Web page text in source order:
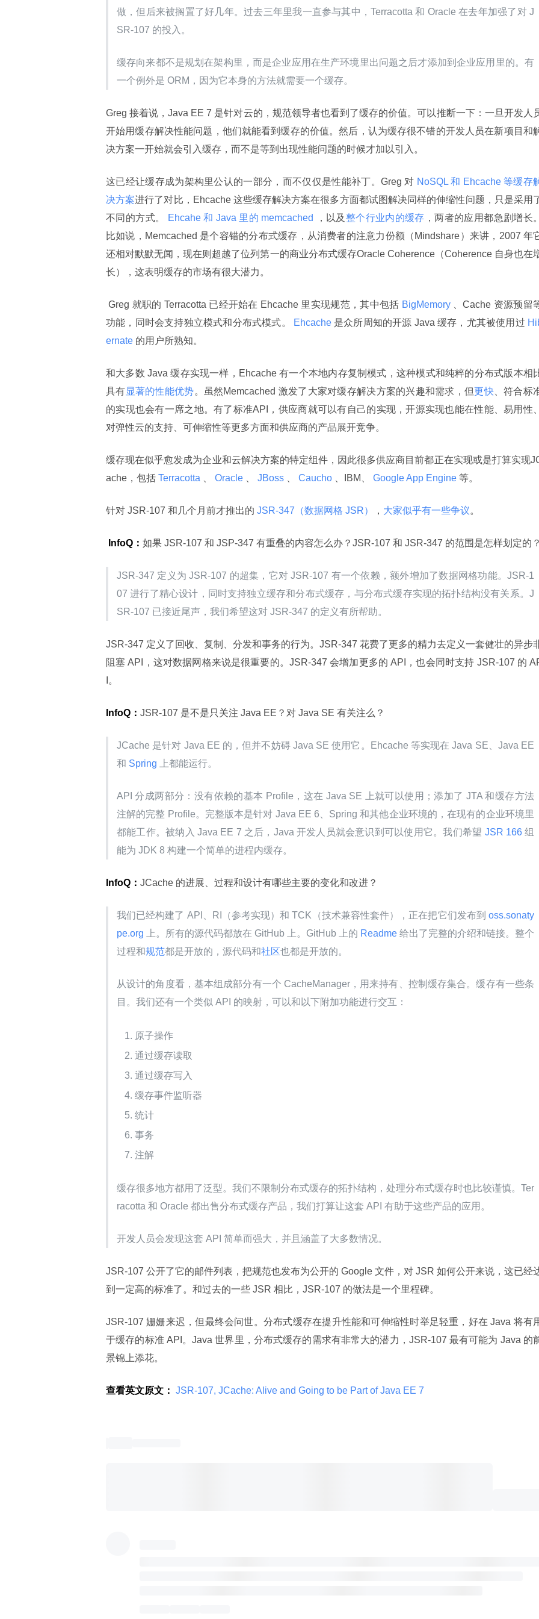
做，但后来被搁置了好几年。过去三年里我一直参与其中，Terracotta 和 Oracle 在去年加强了对 J
SR-107 的投入。
缓存向来都不是规划在架构里，而是企业应用在生产环境里出问题之后才添加到企业应用里的。有
一个例外是 ORM，因为它本身的方法就需要一个缓存。
Greg 接着说，Java EE 7 是针对云的，规范领导者也看到了缓存的价值。可以推断一下：一旦开发人
开始用缓存解决性能问题，他们就能看到缓存的价值。然后，认为缓存很不错的开发人员在新项目和
决方案一开始就会引入缓存，而不是等到出现性能问题的时候才加以引入。
这已经让缓存成为架构里公认的一部分，而不仅仅是性能补丁。Greg 对 NoSQL 和 Ehcache 等缓存
决方案进行了对比，Ehcache 这些缓存解决方案在很多方面都试图解决同样的伸缩性问题，只是采用
不同的方式。
Ehcahe 和 Java 里的 memcached ，以及 整个行业内的缓存 ，两者的应用都急剧增长。
比如说，Memcached 是个容错的分布式缓存，从消费者的注意力份额（Mindshare）来讲，2007 年
还相对默默无闻，现在则超越了位列第一的商业分布式缓存Oracle Coherence（Coherence 自身也在
长），这表明缓存的市场有很大潜力。
Greg 就职的 Terracotta 已经开始在 Ehcache 里实现规范，其中包括 BigMemory
、Cache 资源预留
功能，同时会支持独立模式和分布式模式。
Ehcache 是众所周知的开源 Java 缓存，尤其被使用过
ernate 的用户所熟知。
和大多数 Java 缓存实现一样，Ehcache 有一个本地内存复制模式，这种模式和纯粹的分布式版本相
具有显著的性能优势。虽然Memcached 激发了大家对缓存解决方案的兴趣和需求，但更快、符合标
的实现也会有一席之地。有了标准API，供应商就可以有自己的实现，开源实现也能在性能、易用性、
对弹性云的支持、可伸缩性等更多方面和供应商的产品展开竞争。
缓存现在似乎愈发成为企业和云解决方案的特定组件，因此很多供应商目前都正在实现或是打算实现
ache，包括 Terracotta Oracle JBoss Caucho 、IBM、 Google App Engine 等。
针对 JSR-107 和几个月前才推出的 JSR-347（数据网格 JSR） ， 大家似乎有一些争议。
InfoQ： 如果 JSR-107 和 JSP-347 有重叠的内容怎么办？JSR-107 和 JSR-347 的范围是怎样划定的？
JSR-347 定义为 JSR-107 的超集，它对 JSR-107 有一个依赖，额外增加了数据网格功能。JSR-1
07 进行了精心设计，同时支持独立缓存和分布式缓存，与分布式缓存实现的拓扑结构没有关系。J
SR-107 已接近尾声，我们希望这对 JSR-347 的定义有所帮助。
JSR-347 定义了回收、复制、分发和事务的行为。JSR-347 花费了更多的精力去定义一套健壮的异步
阻塞 API，这对数据网格来说是很重要的。JSR-347 会增加更多的 API，也会同时支持 JSR-107 的
I。
InfoQ： JSR-107 是不是只关注 Java EE？对 Java SE 有关注么？
JCache 是针对 Java EE 的，但并不妨碍 Java SE 使用它。Ehcache 等实现在 Java SE、Java EE
和 Spring 上都能运行。
API 分成两部分：没有依赖的基本 Profile，这在 Java SE 上就可以使用；添加了 JTA 和缓存方法
注解的完整 Profile。完整版本是针对 Java EE 6、Spring 和其他企业环境的，在现有的企业环境里
都能工作。被纳入 Java EE 7 之后，Java 开发人员就会意识到可以使用它。我们希望 JSR 166 组
能为 JDK 8 构建一个简单的进程内缓存。
InfoQ： JCache 的进展、过程和设计有哪些主要的变化和改进？
我们已经构建了 API、RI（参考实现）和 TCK（技术兼容性套件），正在把它们发布到 oss.sonaty
pe.org
上。所有的源代码都放在 GitHub 上。GitHub 上的 Readme 给出了完整的介绍和链接。整个
过程和规范都是开放的，源代码和社区也都是开放的。
从设计的角度看，基本组成部分有一个 CacheManager，用来持有、控制缓存集合。缓存有一些条
目。我们还有一个类似 API 的映射，可以和以下附加功能进行交互：
原子操作
通过缓存读取
通过缓存写入
缓存事件监听器
统计
事务
注解
缓存很多地方都用了泛型。我们不限制分布式缓存的拓扑结构，处理分布式缓存时也比较谨慎。Ter
racotta 和 Oracle 都出售分布式缓存产品，我们打算让这套 API 有助于这些产品的应用。
开发人员会发现这套 API 简单而强大，并且涵盖了大多数情况。
JSR-107 公开了它的邮件列表，把规范也发布为公开的 Google 文件，对 JSR 如何公开来说，这已经
到一定高的标准了。和过去的一些 JSR 相比，JSR-107 的做法是一个里程碑。
JSR-107 姗姗来迟，但最终会问世。分布式缓存在提升性能和可伸缩性时举足轻重，好在 Java 将有
于缓存的标准 API。Java 世界里，分布式缓存的需求有非常大的潜力，JSR-107 最有可能为 Java 的
景锦上添花。
查看英文原文： JSR-107, JCache: Alive and Going to be Part of Java EE 7